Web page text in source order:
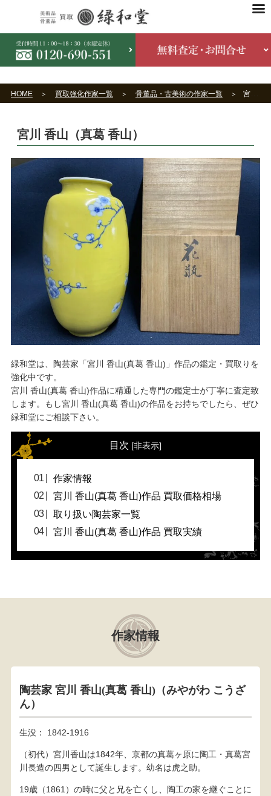
HOME 買取強化作家一覧 骨董品・古美術の作家一覧 宮川 香山（真葛 香山）
宮川 香山（真葛 香山）
緑和堂は、陶芸家「宮川 香山(真葛 香山)」作品の鑑定・買取りを
強化中です。
宮川 香山(真葛 香山)作品に精通した専門の鑑定士が丁寧に査定致
します。もし宮川 香山(真葛 香山)の作品をお持ちでしたら、ぜひ
緑和堂にご相談下さい。
目次 [非表示]
作家情報
宮川 香山(真葛 香山)作品 買取価格相場
取り扱い陶芸家一覧
宮川 香山(真葛 香山)作品 買取実績
作家情報
陶芸家 宮川 香山(真葛 香山)（みやがわ こうざ
ん）
生没： 1842-1916
（初代）宮川香山は1842年、京都の真葛ヶ原に陶工・真葛宮
川長造の四男として誕生します。幼名は虎之助。
19歳（1861）の時に父と兄を亡くし、陶工の家を継ぐことに